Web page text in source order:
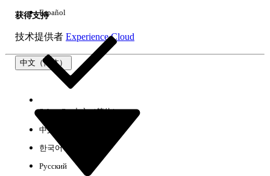
获得支持
技术提供者 Experience Cloud
中文（简体）
Español
Select Org中文（简体）
中文（繁体）
한국어
Русский